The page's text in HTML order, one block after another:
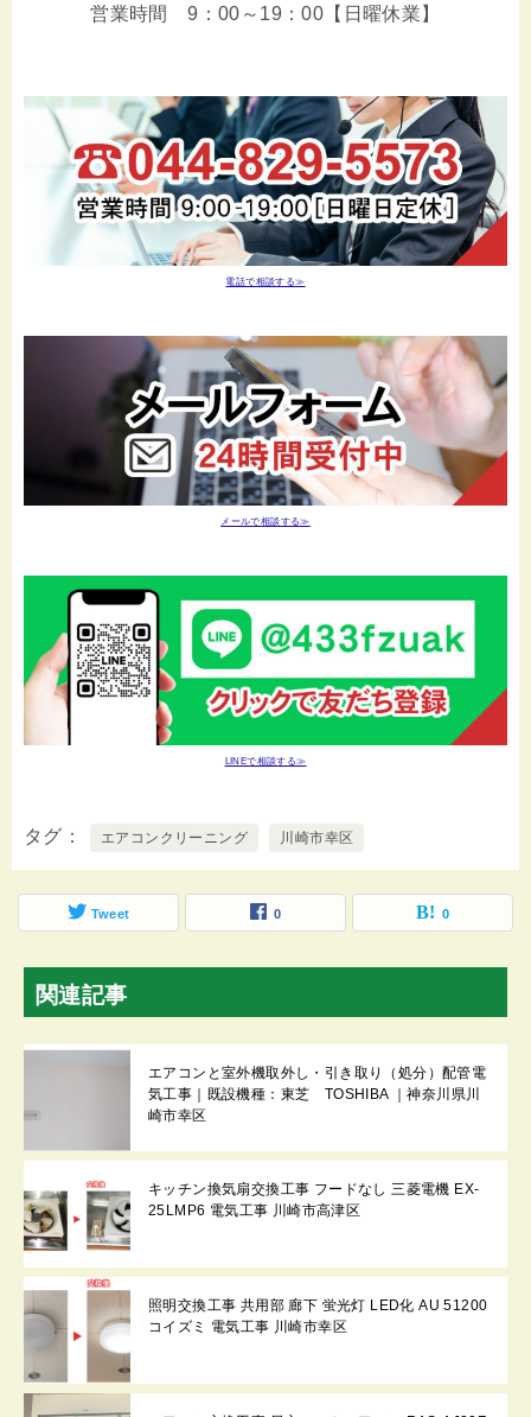
営業時間 9：00～19：00【日曜休業】
電話で相談する≫
メールで相談する≫
LINEで相談する≫
タグ エアコンクリーニング 川崎市幸区
Tweet 0 0
関連記事
エアコンと室外機取外し・引き取り（処分）配管電
気工事｜既設機種：東芝 TOSHIBA ｜神奈川県川
崎市幸区
キッチン換気扇交換工事 フードなし 三菱電機 EX-
25LMP6 電気工事 川崎市高津区
照明交換工事 共用部 廊下 蛍光灯 LED化 AU 51200
コイズミ 電気工事 川崎市幸区